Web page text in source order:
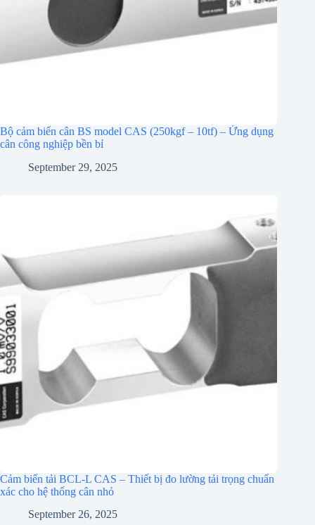
Bộ cảm biến cân BS model CAS (250kgf – 10tf) – Ứng dụng
cân công nghiệp bền bỉ
September 29, 2025
Cảm biến tải BCL-L CAS – Thiết bị đo lường tải trọng chuẩn
xác cho hệ thống cân nhỏ
September 26, 2025